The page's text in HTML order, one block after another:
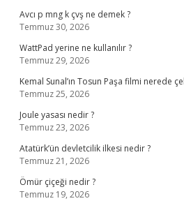
Avcı p mng k çvş ne demek ?
Temmuz 30, 2026
WattPad yerine ne kullanılır ?
Temmuz 29, 2026
Kemal Sunal’ın Tosun Paşa filmi nerede
Temmuz 25, 2026
Joule yasası nedir ?
Temmuz 23, 2026
Atatürk’ün devletcilik ilkesi nedir ?
Temmuz 21, 2026
Ömür çiçeği nedir ?
Temmuz 19, 2026